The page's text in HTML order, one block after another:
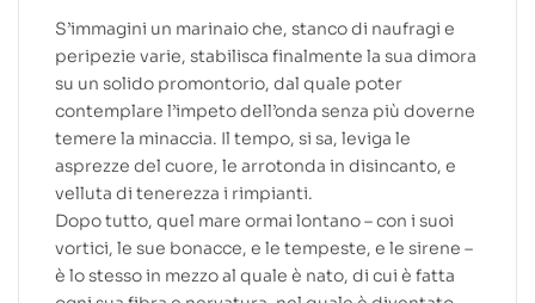
S’immagini un marinaio che, stanco di naufragi e
peripezie varie, stabilisca finalmente la sua dimora
su un solido promontorio, dal quale poter
contemplare l’impeto dell’onda senza più doverne
temere la minaccia. Il tempo, si sa, leviga le
asprezze del cuore, le arrotonda in disincanto, e
velluta di tenerezza i rimpianti.
Dopo tutto, quel mare ormai lontano – con i suoi
vortici, le sue bonacce, e le tempeste, e le sirene –
è lo stesso in mezzo al quale è nato, di cui è fatta